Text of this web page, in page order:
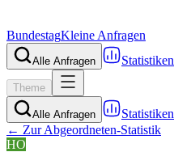
BundestagKleine Anfragen
Alle Anfragen Statistiken
Theme
Alle Anfragen Statistiken
← Zur Abgeordneten-Statistik
HO